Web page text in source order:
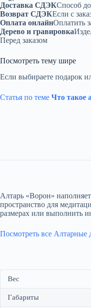
Доставка СДЭКСпособ
Возврат СДЭКЕсли с
Оплата онлайнОплатить
Дерево и гравировка
Перед заказом
Посмотреть тему шире
Если выбираете подарок
Статья по теме Что такое
Алтарь «Ворон»
пространство для
размерах или выполнить
Посмотреть все Алтарные
Вес
Габариты